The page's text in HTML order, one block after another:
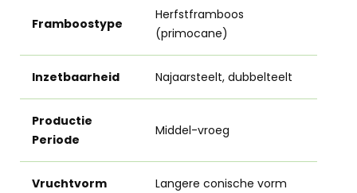
Framboostype
Herfstframboos
(primocane)
Inzetbaarheid Najaarsteelt, dubbelteelt
Productie
Periode
Middel-vroeg
Vruchtvorm Langere conische vorm